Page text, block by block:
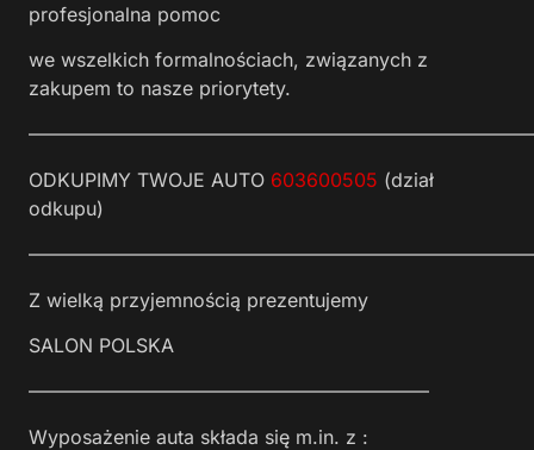
profesjonalna pomoc
we wszelkich formalnościach, związanych z
zakupem to nasze priorytety.
ODKUPIMY TWOJE AUTO 603600505 (dział
odkupu)
Z wielką przyjemnością prezentujemy
SALON POLSKA
—————————————————————
Wyposażenie auta składa się m.in. z :